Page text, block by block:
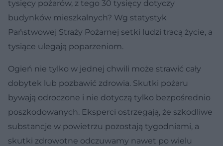
tysięcy pożarów, z tego 30 tysięcy dotyczy
budynków mieszkalnych? Wg statystyk
Państwowej Straży Pożarnej setki ludzi tracą życie, a
tysiące ulegają poparzeniom.
Ogień nie tylko w jednej chwili może strawić cały
dobytek lub pozbawić zdrowia. Skutki pożaru
bywają odroczone i nie dotyczą tylko bezpośrednio
poszkodowanych. Eksperci ostrzegają, że szkodliwe
substancje w powietrzu pozostają tygodniami, a
skutki zdrowotne odczuwamy nawet po wielu